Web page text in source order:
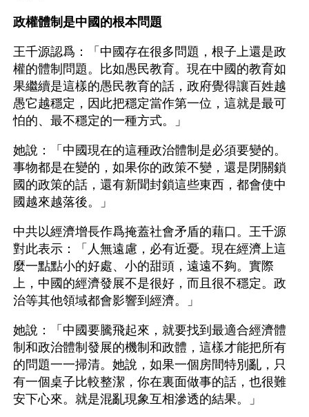
政權體制是中國的根本問題
王千源認爲：「中國存在很多問題，根子上還是政
權的體制問題。比如愚民教育。現在中國的教育如
果繼續是這樣的愚民教育的話，政府覺得讓百姓越
愚它越穩定，因此把穩定當作第一位，這就是最可
怕的、最不穩定的一種方式。」
她說：「中國現在的這種政治體制是必須要變的。
事物都是在變的，如果你的政策不變，還是閉關鎖
國的政策的話，還有新聞封鎖這些東西，都會使中
國越來越落後。」
中共以經濟增長作爲掩蓋社會矛盾的藉口。王千源
對此表示：「人無遠慮，必有近憂。現在經濟上這
麼一點點小的好處、小的甜頭，遠遠不夠。實際
上，中國的經濟發展不是很好，而且很不穩定。政
治等其他領域都會影響到經濟。」
她說：「中國要騰飛起來，就要找到最適合經濟體
制和政治體制發展的機制和政體，這樣才能把所有
的問題一一掃清。她說，如果一個房間特別亂，只
有一個桌子比較整潔，你在裏面做事的話，也很難
安下心來。就是混亂現象互相滲透的結果。」